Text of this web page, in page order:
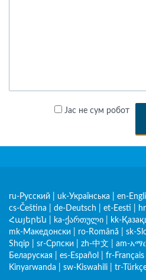
Јас не сум робот
ru-Русский uk-Українська en-
cs-Čeština
de-Deutsch et-Eesti
Հայերեն
ka-ქართული kk-
mk-Македонски
ro-Română sk-
Shqip
sr-Српски zh-中文 am-
Беларуская
es-Español fr-Français
Kinyarwanda
sw-Kiswahili tr-